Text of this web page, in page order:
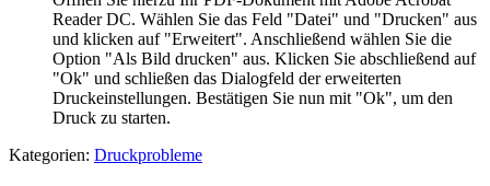
Reader DC. Wählen Sie das Feld "Datei" und "Drucken" aus
und klicken auf "Erweitert". Anschließend wählen Sie die
Option "Als Bild drucken" aus. Klicken Sie abschließend auf
"Ok" und schließen das Dialogfeld der erweiterten
Druckeinstellungen. Bestätigen Sie nun mit "Ok", um den
Druck zu starten.
Kategorien: Druckprobleme